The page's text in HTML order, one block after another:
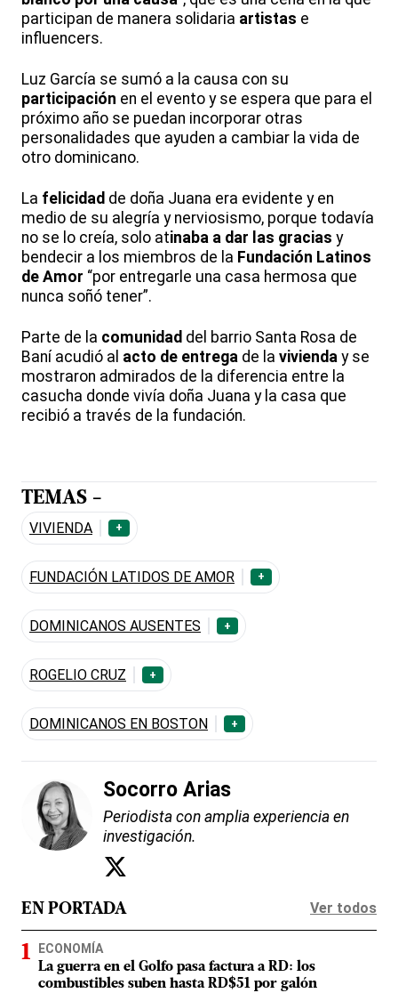
participan de manera solidaria artistas e
influencers.
Luz García se sumó a la causa con su
participación en el evento y se espera que para el
próximo año se puedan incorporar otras
personalidades que ayuden a cambiar la vida de
otro dominicano.
La felicidad de doña Juana era evidente y en
medio de su alegría y nerviosismo, porque todavía
no se lo creía, solo atinaba a dar las gracias y
bendecir a los miembros de la Fundación Latinos
de Amor “por entregarle una casa hermosa que
nunca soñó tener”.
Parte de la comunidad del barrio Santa Rosa de
Baní acudió al acto de entrega de la vivienda y se
mostraron admirados de la diferencia entre la
casucha donde vivía doña Juana y la casa que
recibió a través de la fundación.
TEMAS -
VIVIENDA +
FUNDACIÓN LATIDOS DE AMOR +
DOMINICANOS AUSENTES +
ROGELIO CRUZ +
DOMINICANOS EN BOSTON +
Socorro Arias
Periodista con amplia experiencia en
investigación.
EN PORTADA Ver todos
ECONOMÍA
La guerra en el Golfo pasa factura a RD: los
combustibles suben hasta RD$51 por galón